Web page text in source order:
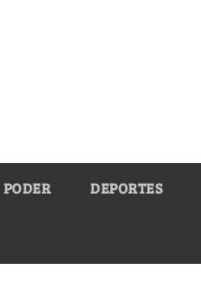
PODER DEPORTES